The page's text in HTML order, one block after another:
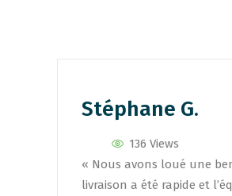
Stéphane G.
136 Views
« Nous avons loué une
livraison a été rapide et